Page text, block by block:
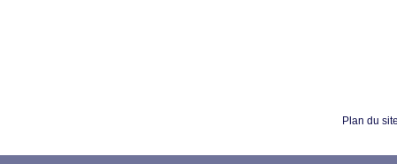
Plan du